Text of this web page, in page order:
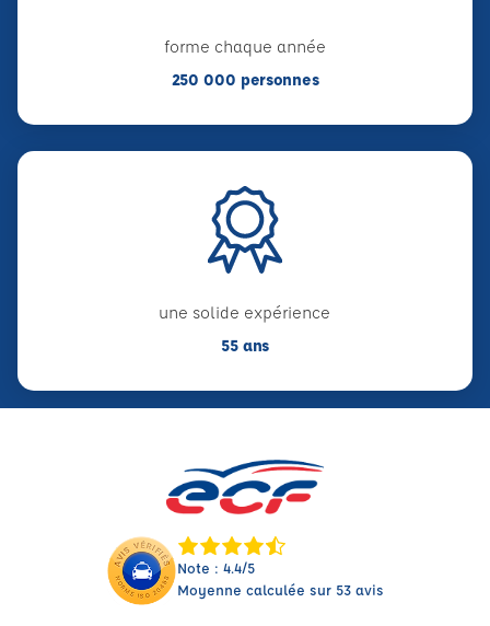
forme chaque année
250 000 personnes
une solide expérience
55 ans
Note : 4.4/5
Moyenne calculée sur 53 avis